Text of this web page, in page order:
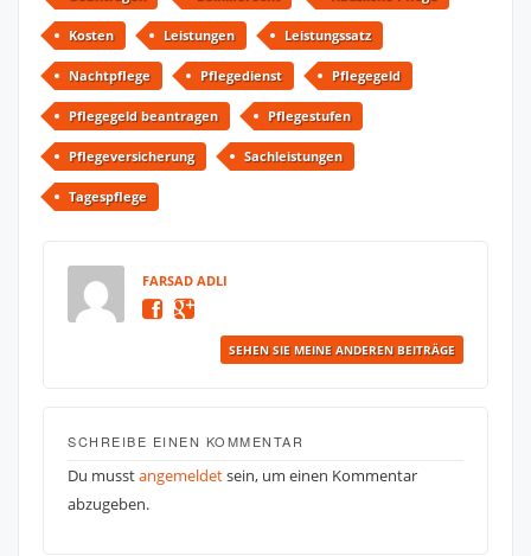
Kosten Leistungen Leistungssatz
Nachtpflege Pflegedienst Pflegegeld
Pflegegeld beantragen Pflegestufen
Pflegeversicherung Sachleistungen
Tagespflege
FARSAD ADLI
SEHEN SIE MEINE ANDEREN BEITRÄGE
SCHREIBE EINEN KOMMENTAR
Du musstangemeldetsein, um einen Kommentar
abzugeben.